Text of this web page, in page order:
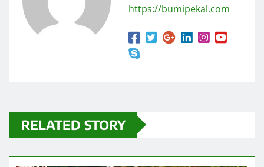
https://bumipekal.com
RELATED STORY